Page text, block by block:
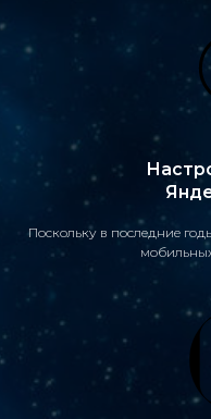
Поскольку в последние